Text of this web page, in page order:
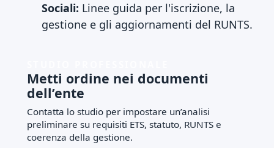
Sociali: Linee guida per l'iscrizione, la
gestione e gli aggiornamenti del RUNTS.
Metti ordine nei documenti
dell’ente
Contatta lo studio per impostare un’analisi
preliminare su requisiti ETS, statuto, RUNTS e
coerenza della gestione.